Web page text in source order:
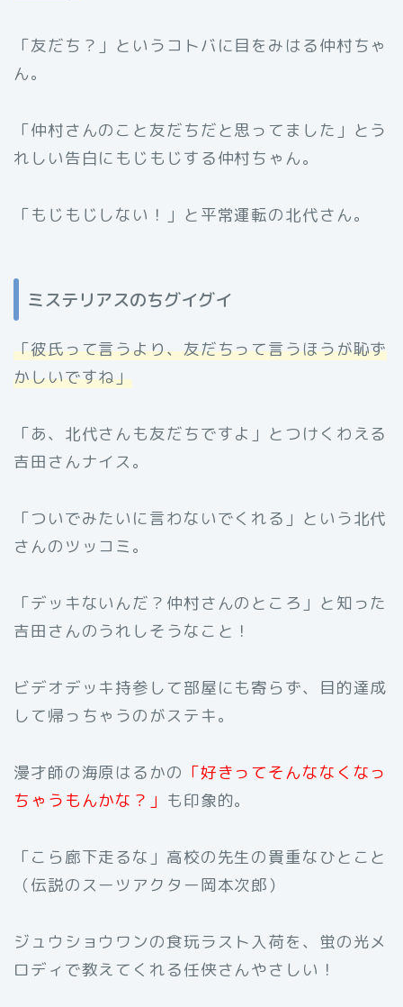
「友だち？」というコトバに目をみはる仲村ちゃ
ん。
「仲村さんのこと友だちだと思ってました」とう
れしい告白にもじもじする仲村ちゃん。
「もじもじしない！」と平常運転の北代さん。
ミステリアスのちグイグイ
「彼氏って言うより、友だちって言うほうが恥ず
かしいですね」
「あ、北代さんも友だちですよ」とつけくわえる
吉田さんナイス。
「ついでみたいに言わないでくれる」という北代
さんのツッコミ。
「デッキないんだ？仲村さんのところ」と知った
吉田さんのうれしそうなこと！
ビデオデッキ持参して部屋にも寄らず、目的達成
して帰っちゃうのがステキ。
漫才師の海原はるかの 「好きってそんななくなっ
ちゃうもんかな？」 も印象的。
「こら廊下走るな」高校の先生の貴重なひとこと
（伝説のスーツアクター岡本次郎）
ジュウショウワンの食玩ラスト入荷を、蛍の光メ
ロディで教えてくれる任侠さんやさしい！